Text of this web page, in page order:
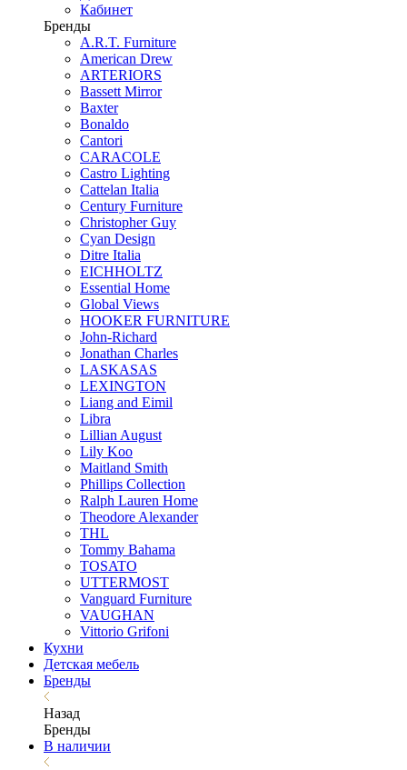
Кабинет
Бренды
A.R.T. Furniture
American Drew
ARTERIORS
Bassett Mirror
Baxter
Bonaldo
Cantori
CARACOLE
Castro Lighting
Cattelan Italia
Century Furniture
Christopher Guy
Cyan Design
Ditre Italia
EICHHOLTZ
Essential Home
Global Views
HOOKER FURNITURE
John-Richard
Jonathan Charles
LASKASAS
LEXINGTON
Liang and Eimil
Libra
Lillian August
Lily Koo
Maitland Smith
Phillips Collection
Ralph Lauren Home
Theodore Alexander
THL
Tommy Bahama
TOSATO
UTTERMOST
Vanguard Furniture
VAUGHAN
Vittorio Grifoni
Кухни
Детская мебель
Бренды
Назад
Бренды
В наличии